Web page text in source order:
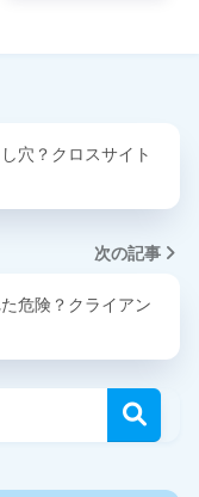
穴？クロスサイト
次の記事
危険？クライアン